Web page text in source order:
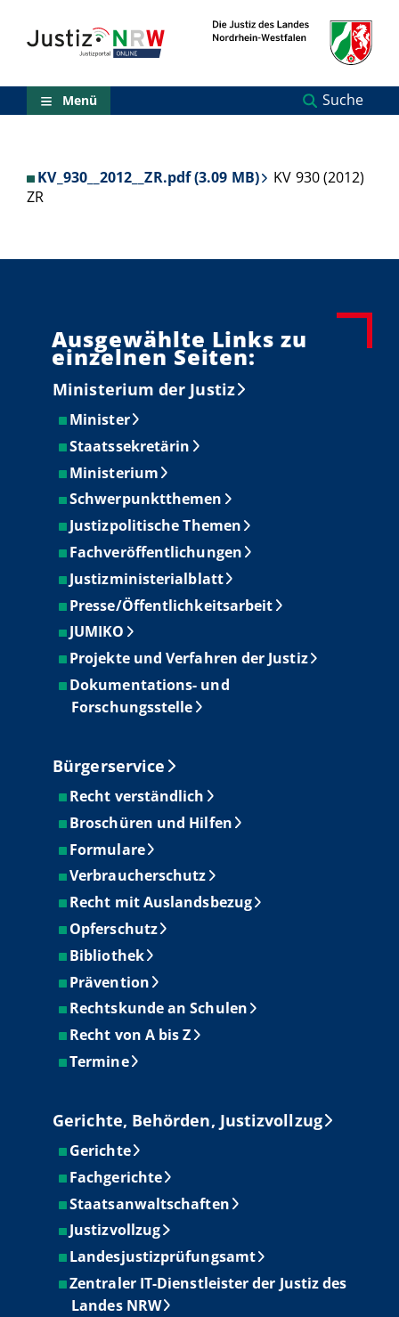
Inhalt
(Sprungmarken)
Menü
Zur
Entscheidungssuche
Zur
aktuellen
zu
einzelnen
Seiten
Menü Suche
KV_930__2012__ZR.pdf (3.09 MB)
KV 930 (2012)
ZR
Ausgewählte Links zu
einzelnen Seiten:
Ministerium der Justiz
Minister
Staatssekretärin
Ministerium
Schwerpunktthemen
Justizpolitische Themen
Fachveröffentlichungen
Justizministerialblatt
Presse/Öffentlichkeitsarbeit
JUMIKO
Projekte und Verfahren der Justiz
Dokumentations- und
Forschungsstelle
Bürgerservice
Recht verständlich
Broschüren und Hilfen
Formulare
Verbraucherschutz
Recht mit Auslandsbezug
Opferschutz
Bibliothek
Prävention
Rechtskunde an Schulen
Recht von A bis Z
Termine
Gerichte, Behörden, Justizvollzug
Gerichte
Fachgerichte
Staatsanwaltschaften
Justizvollzug
Landesjustizprüfungsamt
Zentraler IT-Dienstleister der Justiz des
Landes NRW